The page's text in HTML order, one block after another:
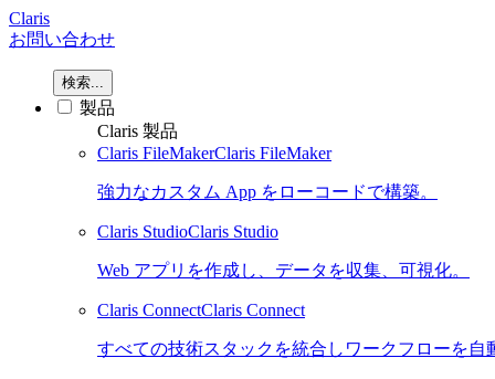
Claris
お問い合わせ
検索...
製品
Claris 製品
Claris FileMakerClaris FileMaker
強力なカスタム App をローコードで構築。
Claris StudioClaris Studio
Web アプリを作成し、データを収集、可視化。
Claris ConnectClaris Connect
すべての技術スタックを統合しワークフローを自